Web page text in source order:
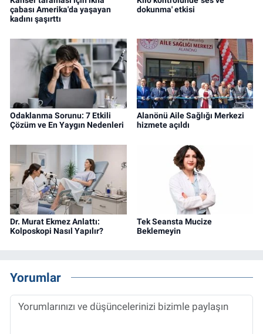
çabası Amerika'da yaşayan
kadını şaşırttı
dokunma' etkisi
Odaklanma Sorunu: 7 Etkili
Çözüm ve En Yaygın Nedenleri
Alanönü Aile Sağlığı Merkezi
hizmete açıldı
Dr. Murat Ekmez Anlattı:
Kolposkopi Nasıl Yapılır?
Tek Seansta Mucize
Beklemeyin
Yorumlar